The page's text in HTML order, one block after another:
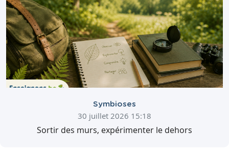
Symbioses
30 juillet 2026 15:18
Sortir des murs, expérimenter le dehors